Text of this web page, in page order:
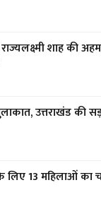
शाह की
उत्तराखंड की
लिए 13 महिलाओं का